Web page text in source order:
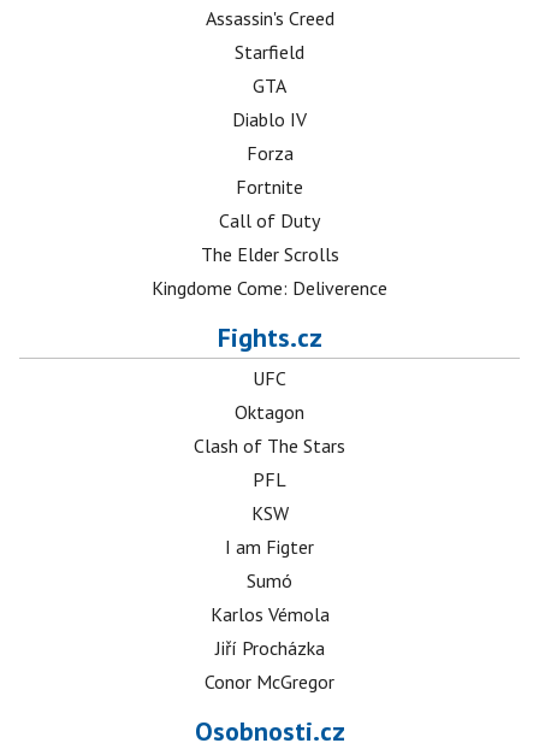
Assassin's Creed
Starfield
GTA
Diablo IV
Forza
Fortnite
Call of Duty
The Elder Scrolls
Kingdome Come: Deliverence
Fights.cz
UFC
Oktagon
Clash of The Stars
PFL
KSW
I am Figter
Sumó
Karlos Vémola
Jiří Procházka
Conor McGregor
Osobnosti.cz